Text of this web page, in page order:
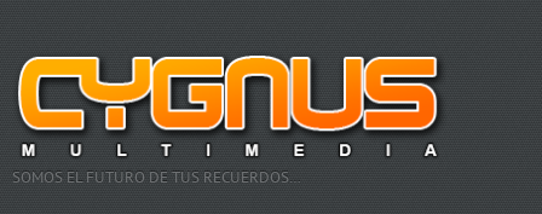
SOMOS EL FUTURO DE TUS RECUERDOS…